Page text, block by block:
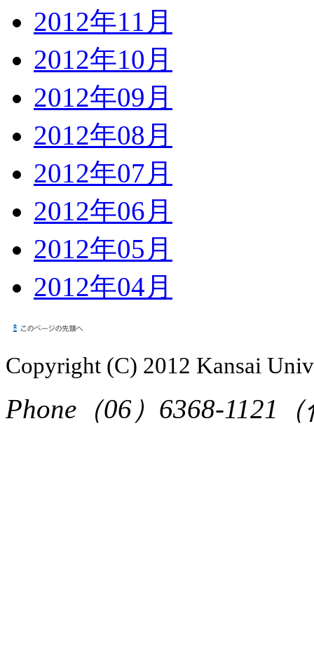
2012年11月
2012年10月
2012年09月
2012年08月
2012年07月
2012年06月
2012年05月
2012年04月
Copyright (C) 2012 Kansai
Phone（06）6368-1121